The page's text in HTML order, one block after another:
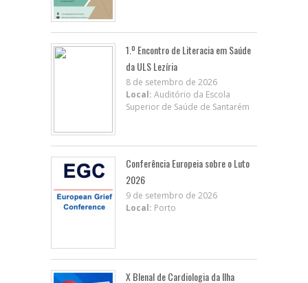
1.º Encontro de Literacia em Saúde
da ULS Lezíria
8 de setembro de 2026
Local: Auditório da Escola
Superior de Saúde de Santarém
Conferência Europeia sobre o Luto
2026
9 de setembro de 2026
Local: Porto
X BIenal de Cardiologia da Ilha